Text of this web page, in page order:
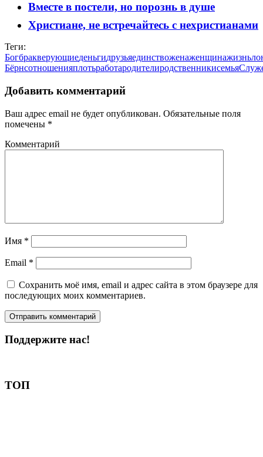
Вместе в постели, но порознь в душе
Христиане, не встречайтесь с нехристианами
Теги:
Богбракверующиеденьгидрузьяединствоженаженщинажизнь
Бёрнсотношенияплотьработародителиродственникисемья
Добавить комментарий
Ваш адрес email не будет опубликован. Обязательные поля
помечены *
Комментарий
Имя *
Email *
Сохранить моё имя, email и адрес сайта в этом браузере для
последующих моих комментариев.
Поддержите нас!
ТОП